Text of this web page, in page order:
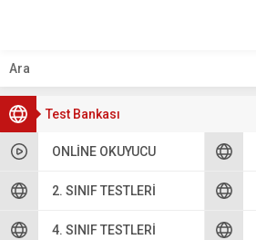
Test Bankası
ONLINE OKUYUCU
2. SINIF TESTLERI
4. SINIF TESTLERI